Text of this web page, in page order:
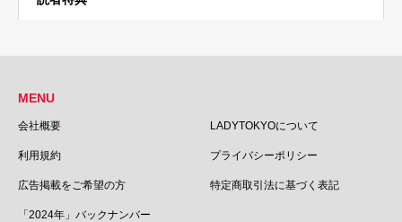
MENU
会社概要 LADYTOKYOについて
利用規約 プライバシーポリシー
広告掲載をご希望の方 特定商取引法に基づく表記
「2024年」バックナンバー